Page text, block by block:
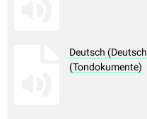
Deutsch
(Tondokumente)